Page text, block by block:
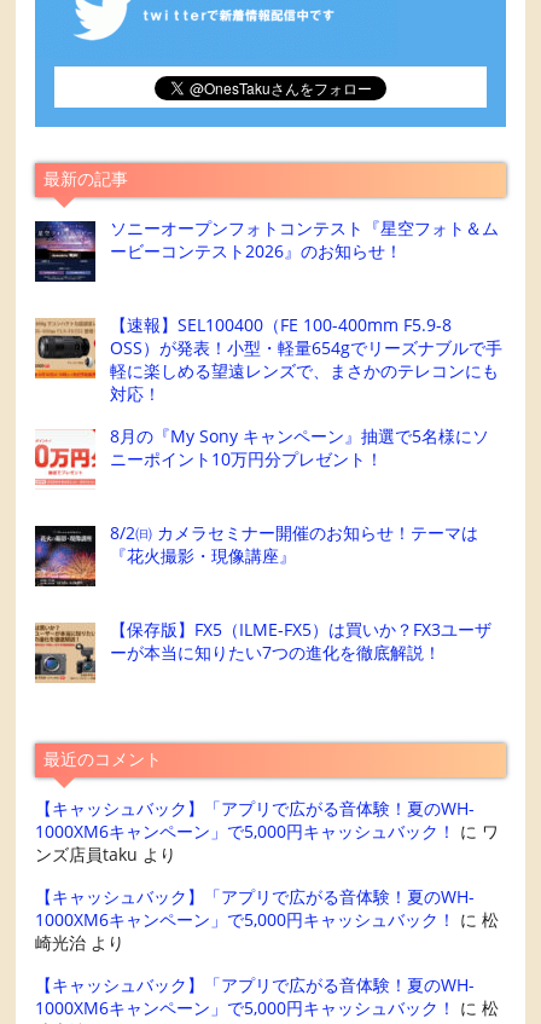
最新の記事
ソニーオープンフォトコンテスト『星空フォト＆ム
ービーコンテスト2026』のお知らせ！
【速報】SEL100400（FE 100-400mm F5.9-8
OSS）が発表！小型・軽量654gでリーズナブルで手
軽に楽しめる望遠レンズで、まさかのテレコンにも
対応！
8月の『My Sony キャンペーン』抽選で5名様にソ
ニーポイント10万円分プレゼント！
8/2㈰ カメラセミナー開催のお知らせ！テーマは
『花火撮影・現像講座』
【保存版】FX5（ILME-FX5）は買いか？FX3ユーザ
ーが本当に知りたい7つの進化を徹底解説！
最近のコメント
【キャッシュバック】「アプリで広がる音体験！夏のWH-
1000XM6キャンペーン」で5,000円キャッシュバック！ に ワ
ンズ店員taku より
【キャッシュバック】「アプリで広がる音体験！夏のWH-
1000XM6キャンペーン」で5,000円キャッシュバック！ に松
崎光治 より
【キャッシュバック】「アプリで広がる音体験！夏のWH-
1000XM6キャンペーン」で5,000円キャッシュバック！ に松